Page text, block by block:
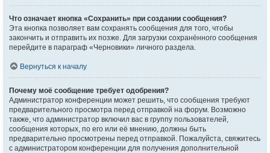
Что означает кнопка «Сохранить» при создании сообщения?
Эта кнопка позволяет вам сохранять сообщения для того, чтобы
закончить и отправить их позже. Для загрузки сохранённого сообщения
перейдите в параграф «Черновики» личного раздела.
Вернуться к началу
Почему моё сообщение требует одобрения?
Администратор конференции может решить, что сообщения требуют
предварительного просмотра перед отправкой на форум. Возможно
также, что администратор включил вас в группу пользователей,
сообщения которых, по его или её мнению, должны быть
предварительно просмотрены перед отправкой. Пожалуйста, свяжитесь
с администратором конференции для получения дополнительной